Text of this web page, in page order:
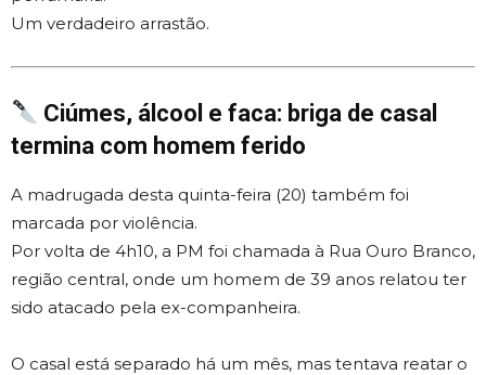
Um verdadeiro arrastão.
Ciúmes, álcool e faca: briga de casal
termina com homem ferido
A madrugada desta quinta-feira (20) também foi
marcada por violência.
Por volta de 4h10, a PM foi chamada à Rua Ouro Branco,
região central, onde um homem de 39 anos relatou ter
sido atacado pela ex-companheira.
O casal está separado há um mês, mas tentava reatar o